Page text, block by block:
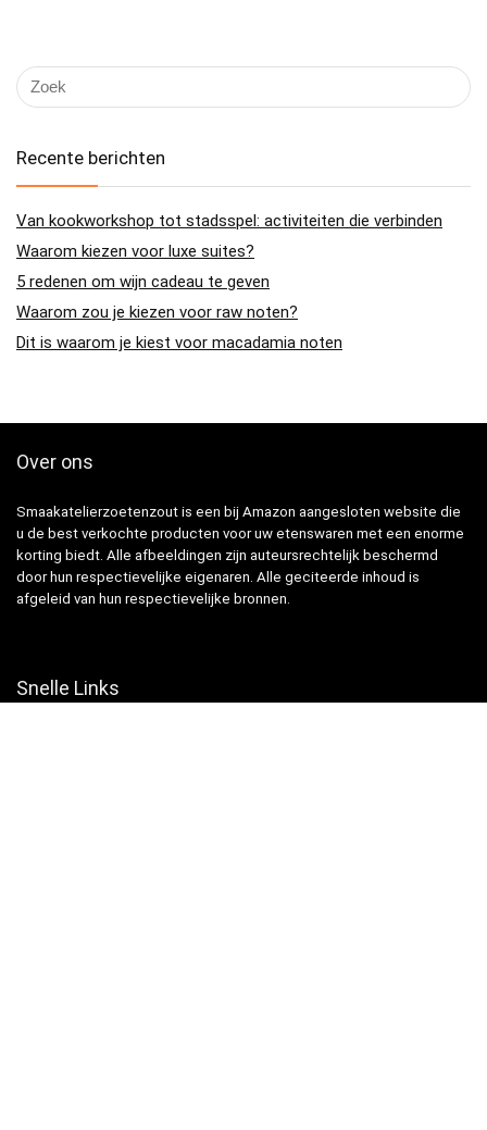
Recente berichten
Van kookworkshop tot stadsspel: activiteiten die verbinden
Waarom kiezen voor luxe suites?
5 redenen om wijn cadeau te geven
Waarom zou je kiezen voor raw noten?
Dit is waarom je kiest voor macadamia noten
Over ons
Smaakatelierzoetenzout is een bij Amazon aangesloten website die
u de best verkochte producten voor uw etenswaren met een enorme
korting biedt. Alle afbeeldingen zijn auteursrechtelijk beschermd
door hun respectievelijke eigenaren. Alle geciteerde inhoud is
afgeleid van hun respectievelijke bronnen.
Snelle Links